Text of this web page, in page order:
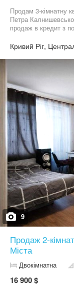
Продам 3-кімнатну
Петра
продаж в кредит з
Зроблений хороший
без додаткових
Розташована на 1
встановлені
цоколь, доглянутий.
магазини, усе
або один
квартира - дивіться
Кривий Ріг,
9
Продаж 2-
Міста
Двокімнатна
16 900 $